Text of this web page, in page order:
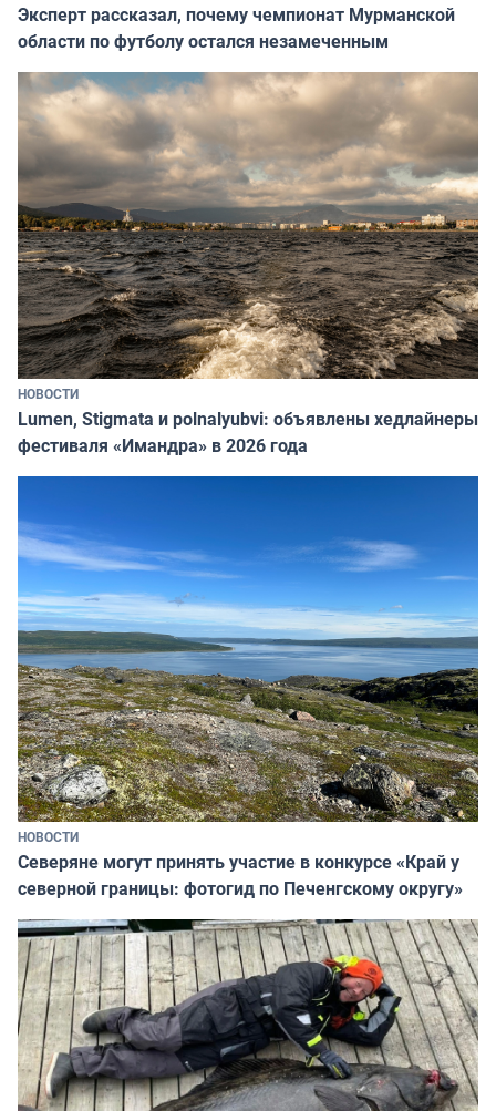
Эксперт рассказал, почему чемпионат Мурманской
области по футболу остался незамеченным
НОВОСТИ
Lumen, Stigmata и polnalyubvi: объявлены хедлайнеры
фестиваля «Имандра» в 2026 года
НОВОСТИ
Северяне могут принять участие в конкурсе «Край у
северной границы: фотогид по Печенгскому округу»